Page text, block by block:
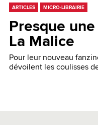
ARTICLES MICRO-LIBRAIRIE
Presque
La Malice
Pour leur nouveau
dévoilent les coulisses